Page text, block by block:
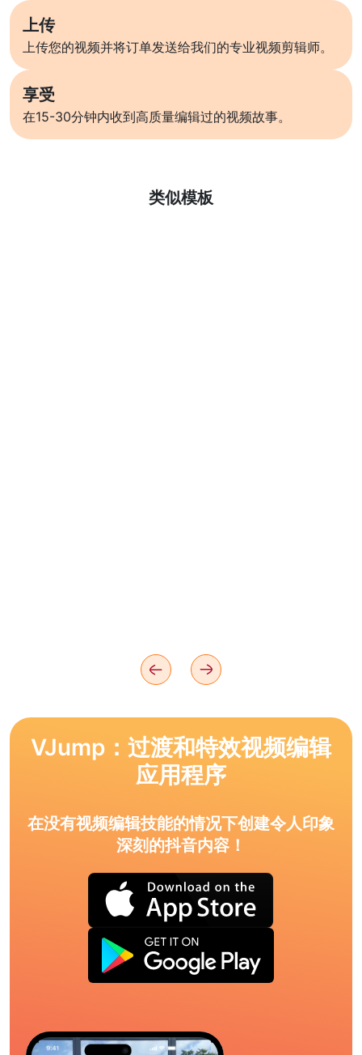
上传
上传您的视频并将订单发送给我们的专业视频剪辑师。
享受
在15-30分钟内收到高质量编辑过的视频故事。
类似模板
了解更多
VJump：过渡和特效视频编辑
应用程序
在没有视频编辑技能的情况下创建令人印象
深刻的抖音内容！